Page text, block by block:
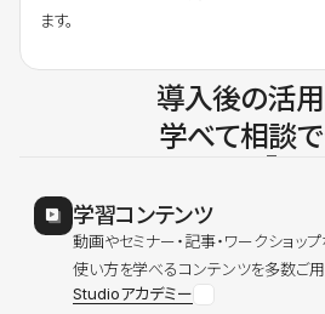
ます。
導入後の活用
学べて相談で
学習コンテンツ
動画やセミナー・記事・ワークショップ
使い方を学べるコンテンツを多数ご用
Studioアカデミー